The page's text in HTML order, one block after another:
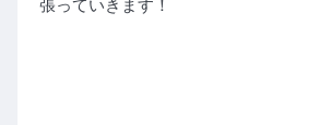
張っていきます！